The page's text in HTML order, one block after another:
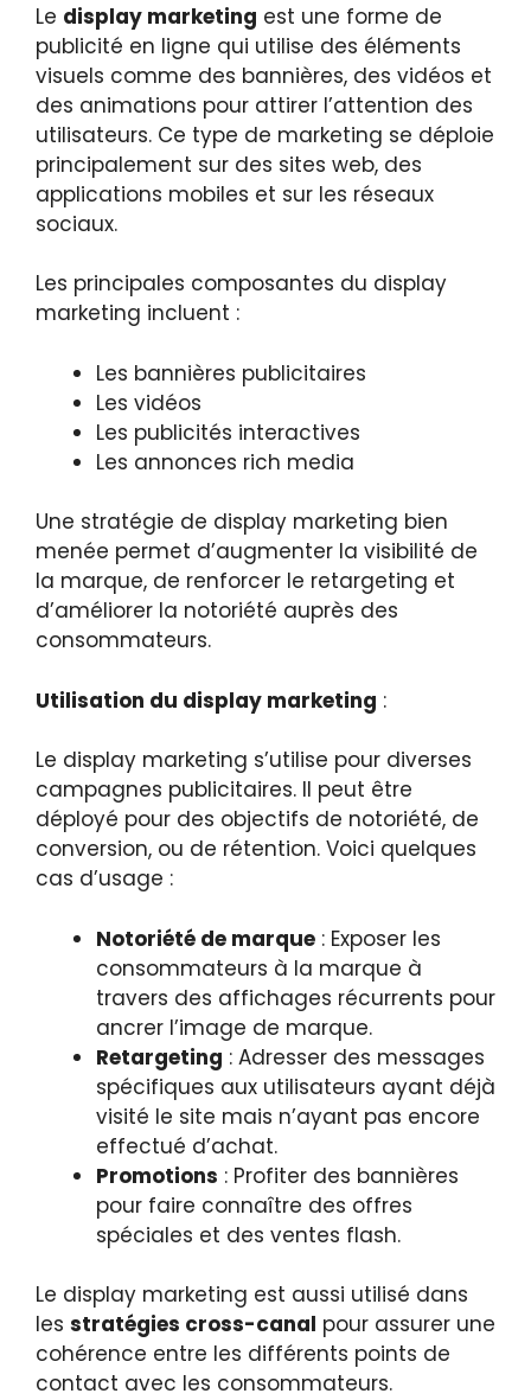
Le display marketing est une forme de
publicité en ligne qui utilise des éléments
visuels comme des bannières, des vidéos et
des animations pour attirer l’attention des
utilisateurs. Ce type de marketing se déploie
principalement sur des sites web, des
applications mobiles et sur les réseaux
sociaux.
Les principales composantes du display
marketing incluent :
Les bannières publicitaires
Les vidéos
Les publicités interactives
Les annonces rich media
Une stratégie de display marketing bien
menée permet d’augmenter la visibilité de
la marque, de renforcer le retargeting et
d’améliorer la notoriété auprès des
consommateurs.
Utilisation du display marketing :
Le display marketing s’utilise pour diverses
campagnes publicitaires. Il peut être
déployé pour des objectifs de notoriété, de
conversion, ou de rétention. Voici quelques
cas d’usage :
Notoriété de marque : Exposer les
consommateurs à la marque à
travers des affichages récurrents pour
ancrer l’image de marque.
Retargeting : Adresser des messages
spécifiques aux utilisateurs ayant déjà
visité le site mais n’ayant pas encore
effectué d’achat.
Promotions : Profiter des bannières
pour faire connaître des offres
spéciales et des ventes flash.
Le display marketing est aussi utilisé dans
les stratégies cross-canal pour assurer une
cohérence entre les différents points de
contact avec les consommateurs.